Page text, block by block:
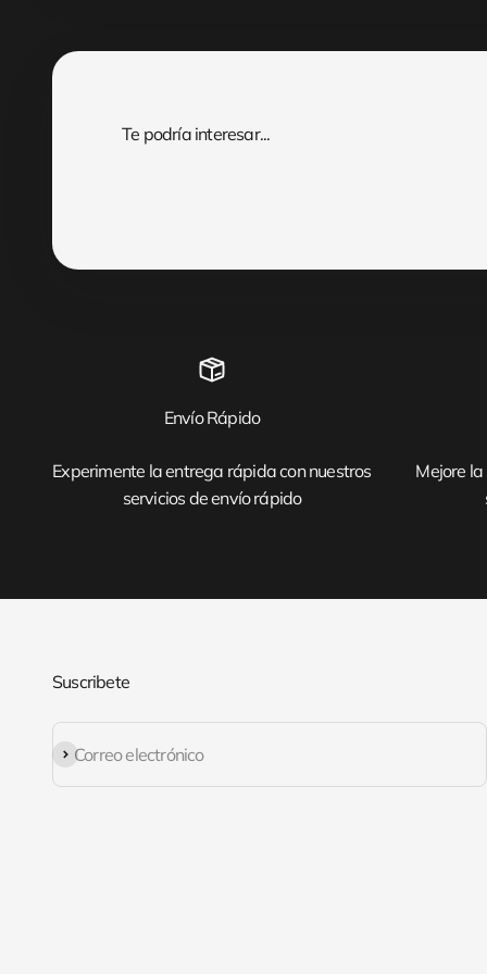
Envío Rápido
Experimente la entrega rápida con nuestros
servicios de envío rápido
Mejore
Suscribete
Correo electrónico
Suscribirse